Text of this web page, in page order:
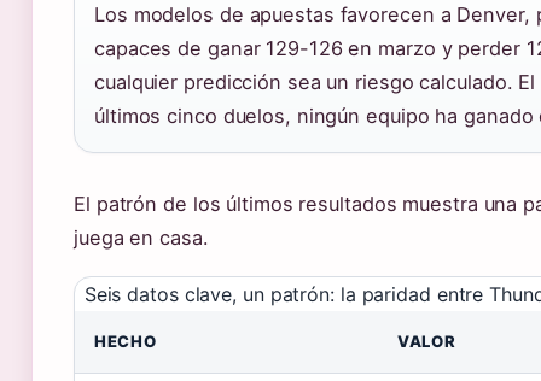
Los modelos de apuestas favorecen a
capaces de ganar 129-126 en marzo y perder
cualquier predicción sea un riesgo calculado.
últimos cinco duelos, ningún equipo ha
El patrón de los últimos resultados muestra una
juega en casa.
Seis datos clave, un patrón: la paridad entre
HECHO VALOR